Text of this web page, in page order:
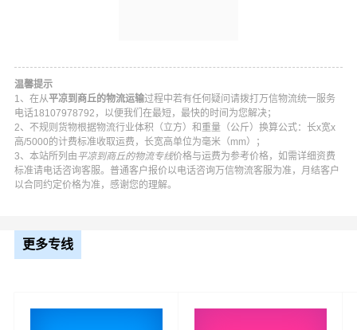
三类：易燃液体（乙醇、油漆、涂料、燃油）
四类：易燃固体（赤磷、硫磺、松香、樟脑、镁粉）
一项:易燃固体、自反应物质和固态退敏爆炸品
二项：属于自然的物质
五类：氧化性物质和有机过氧化物 （碱金属或碱土金属、
亚硝酸钠、亚氯酸钠、连二硫酸钠，重铬酸钠、氧化银）
温馨提示
1、在从平凉到商丘的物流运输过程中若有任何疑问请拨打万信物流统一服务
电话18107978792，以便我们在最短，最快的时间为您解决；
2、不规则货物根据物流行业体积（立方）和重量（公斤）换算公式：长x宽x
高/5000的计费标准收取运费，长宽高单位为毫米（mm）；
3、本站所列由平凉到商丘的物流专线价格与运费为参考价格，如需详细资费
标准请电话咨询客服。普通客户报价以电话咨询万信物流客服为准，月结客户
以合同约定价格为准，感谢您的理解。
更多专线